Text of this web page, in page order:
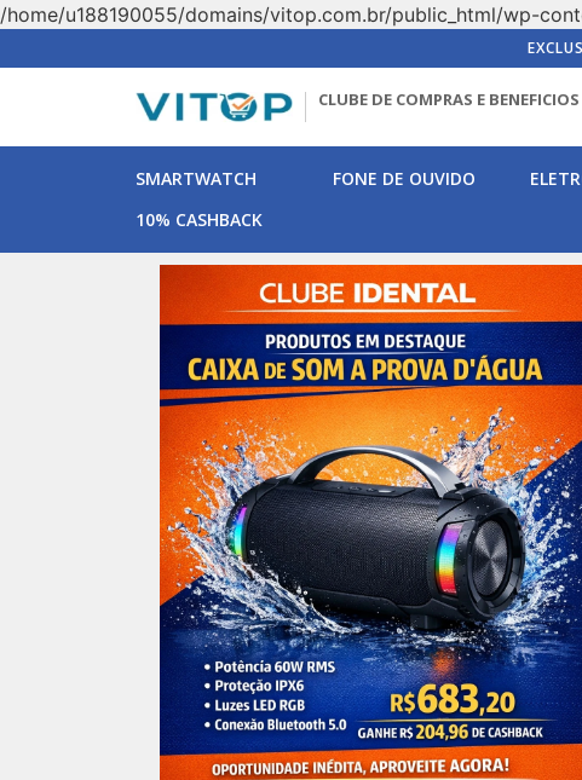
/home/u188190055/domains/vitop.com.br/public_html/wp-
CLUBE DE COMPRAS E BENEFICIOS
SMARTWATCH FONE DE OUVIDO
10% CASHBACK